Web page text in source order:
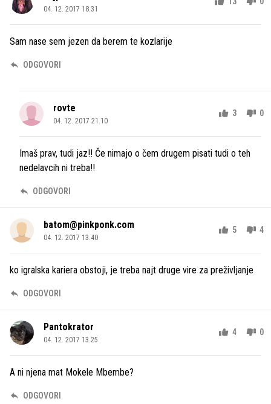
04. 12. 2017 18.31
Sam nase sem jezen da berem te kozlarije
ODGOVORI
rovte
04. 12. 2017 21.10
3 0
Imaš prav, tudi jaz!! Če nimajo o čem drugem pisati tudi o teh
nedelavcih ni treba!!
ODGOVORI
batom@pinkponk.com
04. 12. 2017 13.40
5 4
ko igralska kariera obstoji, je treba najt druge vire za preživljanje
ODGOVORI
Pantokrator
04. 12. 2017 13.25
4 0
A ni njena mat Mokele Mbembe?
ODGOVORI